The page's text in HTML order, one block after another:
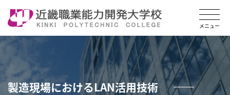
メニュー
メニ
ュー
を開
く
メ
ボ 製造現場におけるLAN活用技術